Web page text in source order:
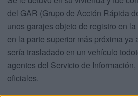
del GAR (Grupo de Acción Rápida
unos garajes objeto de registro en
en la parte superior más próxima ya
sería trasladado en un vehículo
agentes del Servicio de
oficiales.
Para los integrantes de la